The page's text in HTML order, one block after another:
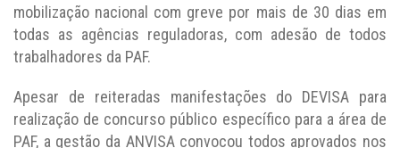
mobilização nacional com greve por mais de 30 dias em
todas as agências reguladoras, com adesão de todos
trabalhadores da PAF.
Apesar de reiteradas manifestações do DEVISA para
realização de concurso público específico para a área de
PAF, a gestão da ANVISA convocou todos aprovados nos